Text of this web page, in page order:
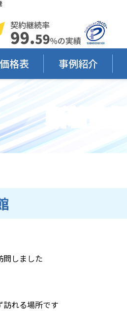
価格表 事例紹介
新着情報
しました
れる場所です